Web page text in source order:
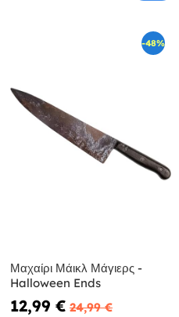
-48%
Μαχαίρι Μάικλ Μάγιερς -
Halloween Ends
12,99 € 24,99 €